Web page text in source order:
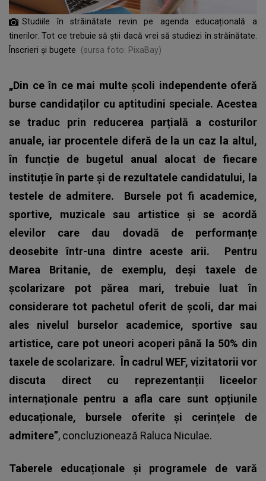
Studiile în străinătate revin pe agenda educațională a
tinerilor. Tot ce trebuie să știi dacă vrei să studiezi în străinătate.
Înscrieri și bugete
(sursa foto: PixaBay)
„Din ce în ce mai multe școli independente oferă
burse candidaților cu aptitudini speciale. Acestea
se traduc prin reducerea parțială a costurilor
anuale, iar procentele diferă de la un caz la altul,
în funcție de bugetul anual alocat de fiecare
instituție în parte și de rezultatele candidatului, la
testele de admitere. Bursele pot fi academice,
sportive, muzicale sau artistice și se acordă
elevilor care dau dovadă de performanțe
deosebite într-una dintre aceste arii. Pentru
Marea Britanie, de exemplu, deși taxele de
școlarizare pot părea mari, trebuie luat în
considerare tot pachetul oferit de școli, dar mai
ales nivelul burselor academice, sportive sau
artistice, care pot uneori acoperi până la 50% din
taxele de scolarizare. În cadrul WEF, vizitatorii vor
discuta direct cu reprezentanții liceelor
internaționale pentru a afla care sunt opțiunile
educaționale, bursele oferite și cerințele de
admitere”, concluzionează Raluca Niculae.
Taberele educaționale și programele de vară